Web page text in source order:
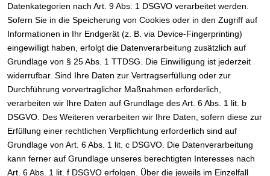
Datenkategorien nach Art. 9 Abs. 1 DSGVO verarbeitet werden.
Sofern Sie in die Speicherung von Cookies oder in den Zugriff auf
Informationen in Ihr Endgerät (z. B. via Device-Fingerprinting)
eingewilligt haben, erfolgt die Datenverarbeitung zusätzlich auf
Grundlage von § 25 Abs. 1 TTDSG. Die Einwilligung ist jederzeit
widerrufbar. Sind Ihre Daten zur Vertragserfüllung oder zur
Durchführung vorvertraglicher Maßnahmen erforderlich,
verarbeiten wir Ihre Daten auf Grundlage des Art. 6 Abs. 1 lit. b
DSGVO. Des Weiteren verarbeiten wir Ihre Daten, sofern diese zur
Erfüllung einer rechtlichen Verpflichtung erforderlich sind auf
Grundlage von Art. 6 Abs. 1 lit. c DSGVO. Die Datenverarbeitung
kann ferner auf Grundlage unseres berechtigten Interesses nach
Art. 6 Abs. 1 lit. f DSGVO erfolgen. Über die jeweils im Einzelfall